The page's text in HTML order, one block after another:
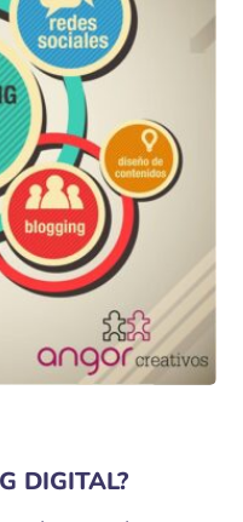
DIGITAL?